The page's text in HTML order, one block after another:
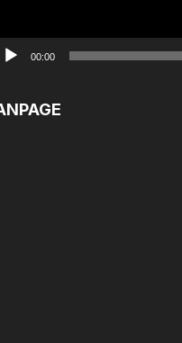
00:00